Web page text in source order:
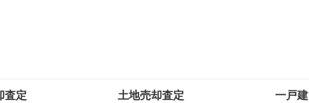
査定 土地売却査定 一戸